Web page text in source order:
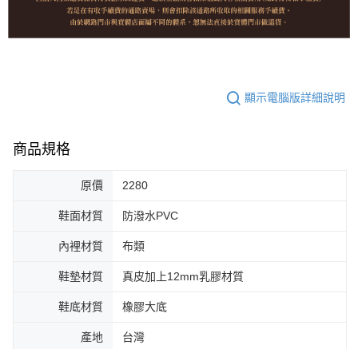
顯示電腦版詳細說明
商品規格
原價 2280
鞋面材質 防潑水PVC
內裡材質 布類
鞋墊材質 真皮加上12mm乳膠材質
鞋底材質 橡膠大底
產地 台灣